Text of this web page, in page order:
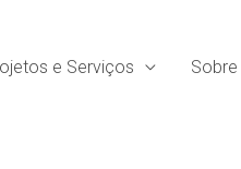
e Serviços Sobre